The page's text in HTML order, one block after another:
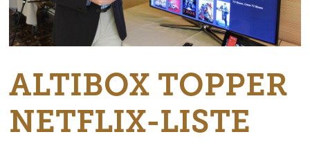
ALTIBOX TOPPER
NETFLIX-LISTE